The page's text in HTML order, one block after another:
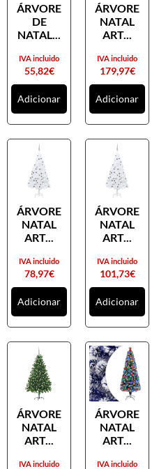
ÁRVORE
DE
NATAL...
55,82€
IVA incluido
Adicionar
ÁRVORE
NATAL
ART...
179,97€
IVA incluido
Adicionar
ÁRVORE
NATAL
ART...
78,97€
IVA incluido
Adicionar
ÁRVORE
NATAL
ART...
101,73€
IVA incluido
Adicionar
ÁRVORE
NATAL
ART...
IVA incluido
ÁRVORE
NATAL
ART...
IVA incluido